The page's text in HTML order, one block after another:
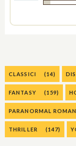
CLASSICI (14)
FANTASY (159)
PARANORMAL
THRILLER (147)